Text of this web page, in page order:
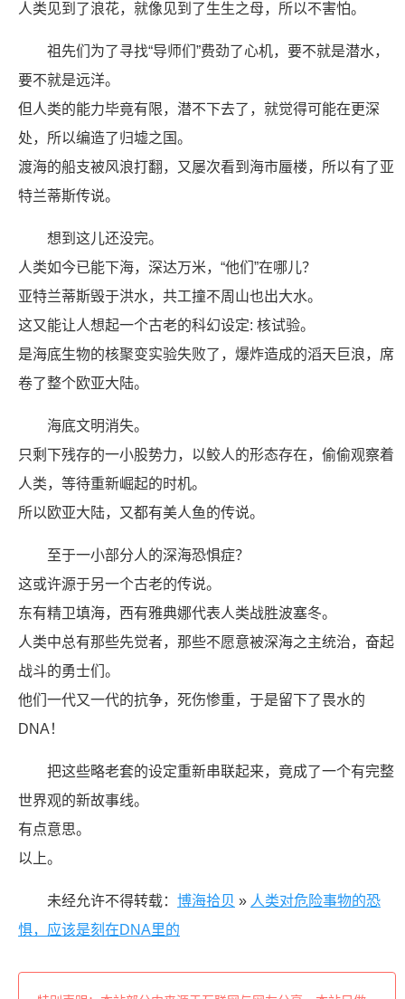
人类见到了浪花，就像见到了生生之母，所以不害怕。
祖先们为了寻找“导师们”费劲了心机，要不就是潜水，
要不就是远洋。
但人类的能力毕竟有限，潜不下去了，就觉得可能在更深
处，所以编造了归墟之国。
渡海的船支被风浪打翻，又屡次看到海市蜃楼，所以有了亚
特兰蒂斯传说。
想到这儿还没完。
人类如今已能下海，深达万米，“他们”在哪儿？
亚特兰蒂斯毁于洪水，共工撞不周山也出大水。
这又能让人想起一个古老的科幻设定: 核试验。
是海底生物的核聚变实验失败了，爆炸造成的滔天巨浪，席
卷了整个欧亚大陆。
海底文明消失。
只剩下残存的一小股势力，以鲛人的形态存在，偷偷观察着
人类，等待重新崛起的时机。
所以欧亚大陆，又都有美人鱼的传说。
至于一小部分人的深海恐惧症？
这或许源于另一个古老的传说。
东有精卫填海，西有雅典娜代表人类战胜波塞冬。
人类中总有那些先觉者，那些不愿意被深海之主统治，奋起
战斗的勇士们。
他们一代又一代的抗争，死伤惨重，于是留下了畏水的
DNA！
把这些略老套的设定重新串联起来，竟成了一个有完整
世界观的新故事线。
有点意思。
以上。
未经允许不得转载： 博海拾贝 » 人类对危险事物的恐
惧，应该是刻在DNA里的